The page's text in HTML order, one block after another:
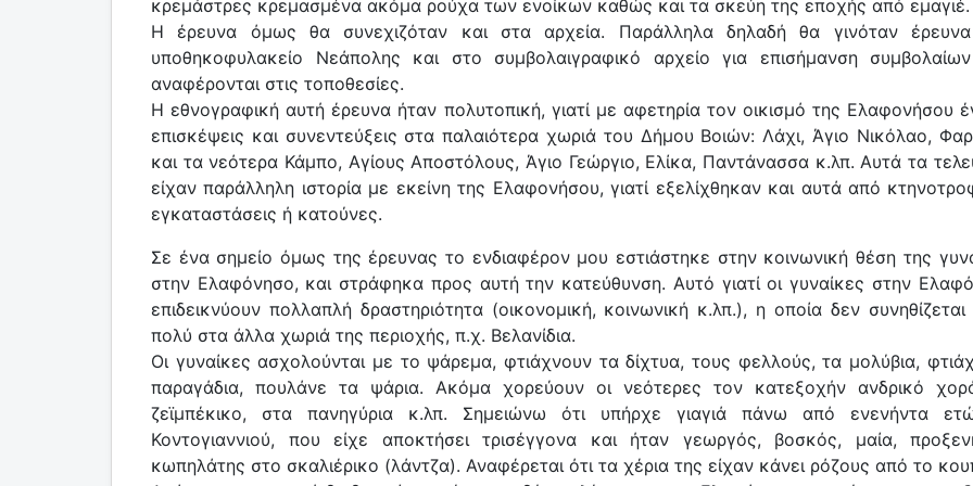
κρεμάστρες κρεμασμένα ακόμα ρούχα των ενοίκων καθώς και τα σκεύη της εποχής από εμαγιέ.
Η έρευνα όμως θα συνεχιζόταν και στα αρχεία. Παράλληλα δηλαδή θα γινόταν
υποθηκοφυλακείο Νεάπολης και στο συμβολαιγραφικό αρχείο για επισήμανση
αναφέρονται στις τοποθεσίες.
Η εθνογραφική αυτή έρευνα ήταν πολυτοπική, γιατί με αφετηρία τον οικισμό της Ελαφονήσου
επισκέψεις και συνεντεύξεις στα παλαιότερα χωριά του Δήμου Βοιών: Λάχι, Άγιο Νικόλαο,
και τα νεότερα Κάμπο, Αγίους Αποστόλους, Άγιο Γεώργιο, Ελίκα, Παντάνασσα κ.λπ. Αυτά τα
είχαν παράλληλη ιστορία με εκείνη της Ελαφονήσου, γιατί εξελίχθηκαν και αυτά από
εγκαταστάσεις ή κατούνες.
Σε ένα σημείο όμως της έρευνας το ενδιαφέρον μου εστιάστηκε στην κοινωνική θέση της
στην Ελαφόνησο, και στράφηκα προς αυτή την κατεύθυνση. Αυτό γιατί οι γυναίκες στην
επιδεικνύουν πολλαπλή δραστηριότητα (οικονομική, κοινωνική κ.λπ.), η οποία δεν
πολύ στα άλλα χωριά της περιοχής, π.χ. Βελανίδια.
Οι γυναίκες ασχολούνται με το ψάρεμα, φτιάχνουν τα δίχτυα, τους φελλούς, τα μολύβια,
παραγάδια, πουλάνε τα ψάρια. Ακόμα χορεύουν οι νεότερες τον κατεξοχήν ανδρικό
ζεϊμπέκικο, στα πανηγύρια κ.λπ. Σημειώνω ότι υπήρχε γιαγιά πάνω από ενενήντα
Κοντογιαννιού, που είχε αποκτήσει τρισέγγονα και ήταν γεωργός, βοσκός, μαία,
κωπηλάτης στο σκαλιέρικο (λάντζα). Αναφέρεται ότι τα χέρια της είχαν κάνει ρόζους από το